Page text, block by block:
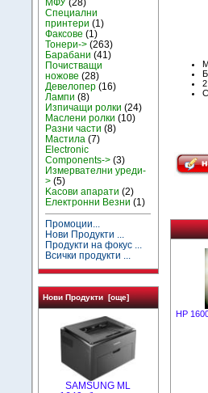
МФУ (28)
Специални
принтери (1)
Факсове (1)
Тонери-> (263)
Барабани (41)
Почистващи
ножове (28)
Девелопер (16)
Лампи (8)
Изпичащи ролки (24)
Маслени ролки (10)
Разни части (8)
Мастила (7)
Electronic
Components-> (3)
Измервателни уреди-
> (5)
Kасови апарати (2)
Електронни Везни (1)
Промоции...
Нови Продукти ...
Продукти на фокус ...
Всички продукти ...
Нови Продукти [още]
SAMSUNG ML
HP